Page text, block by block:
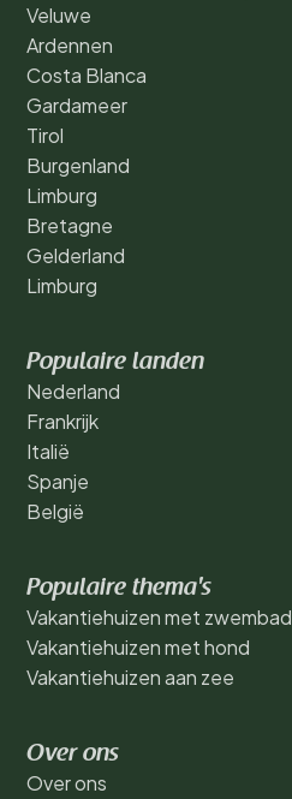
Veluwe
Ardennen
Costa Blanca
Gardameer
Tirol
Burgenland
Limburg
Bretagne
Gelderland
Limburg
Populaire landen
Nederland
Frankrijk
Italië
Spanje
België
Populaire thema's
Vakantiehuizen met zwembad
Vakantiehuizen met hond
Vakantiehuizen aan zee
Over ons
Over ons